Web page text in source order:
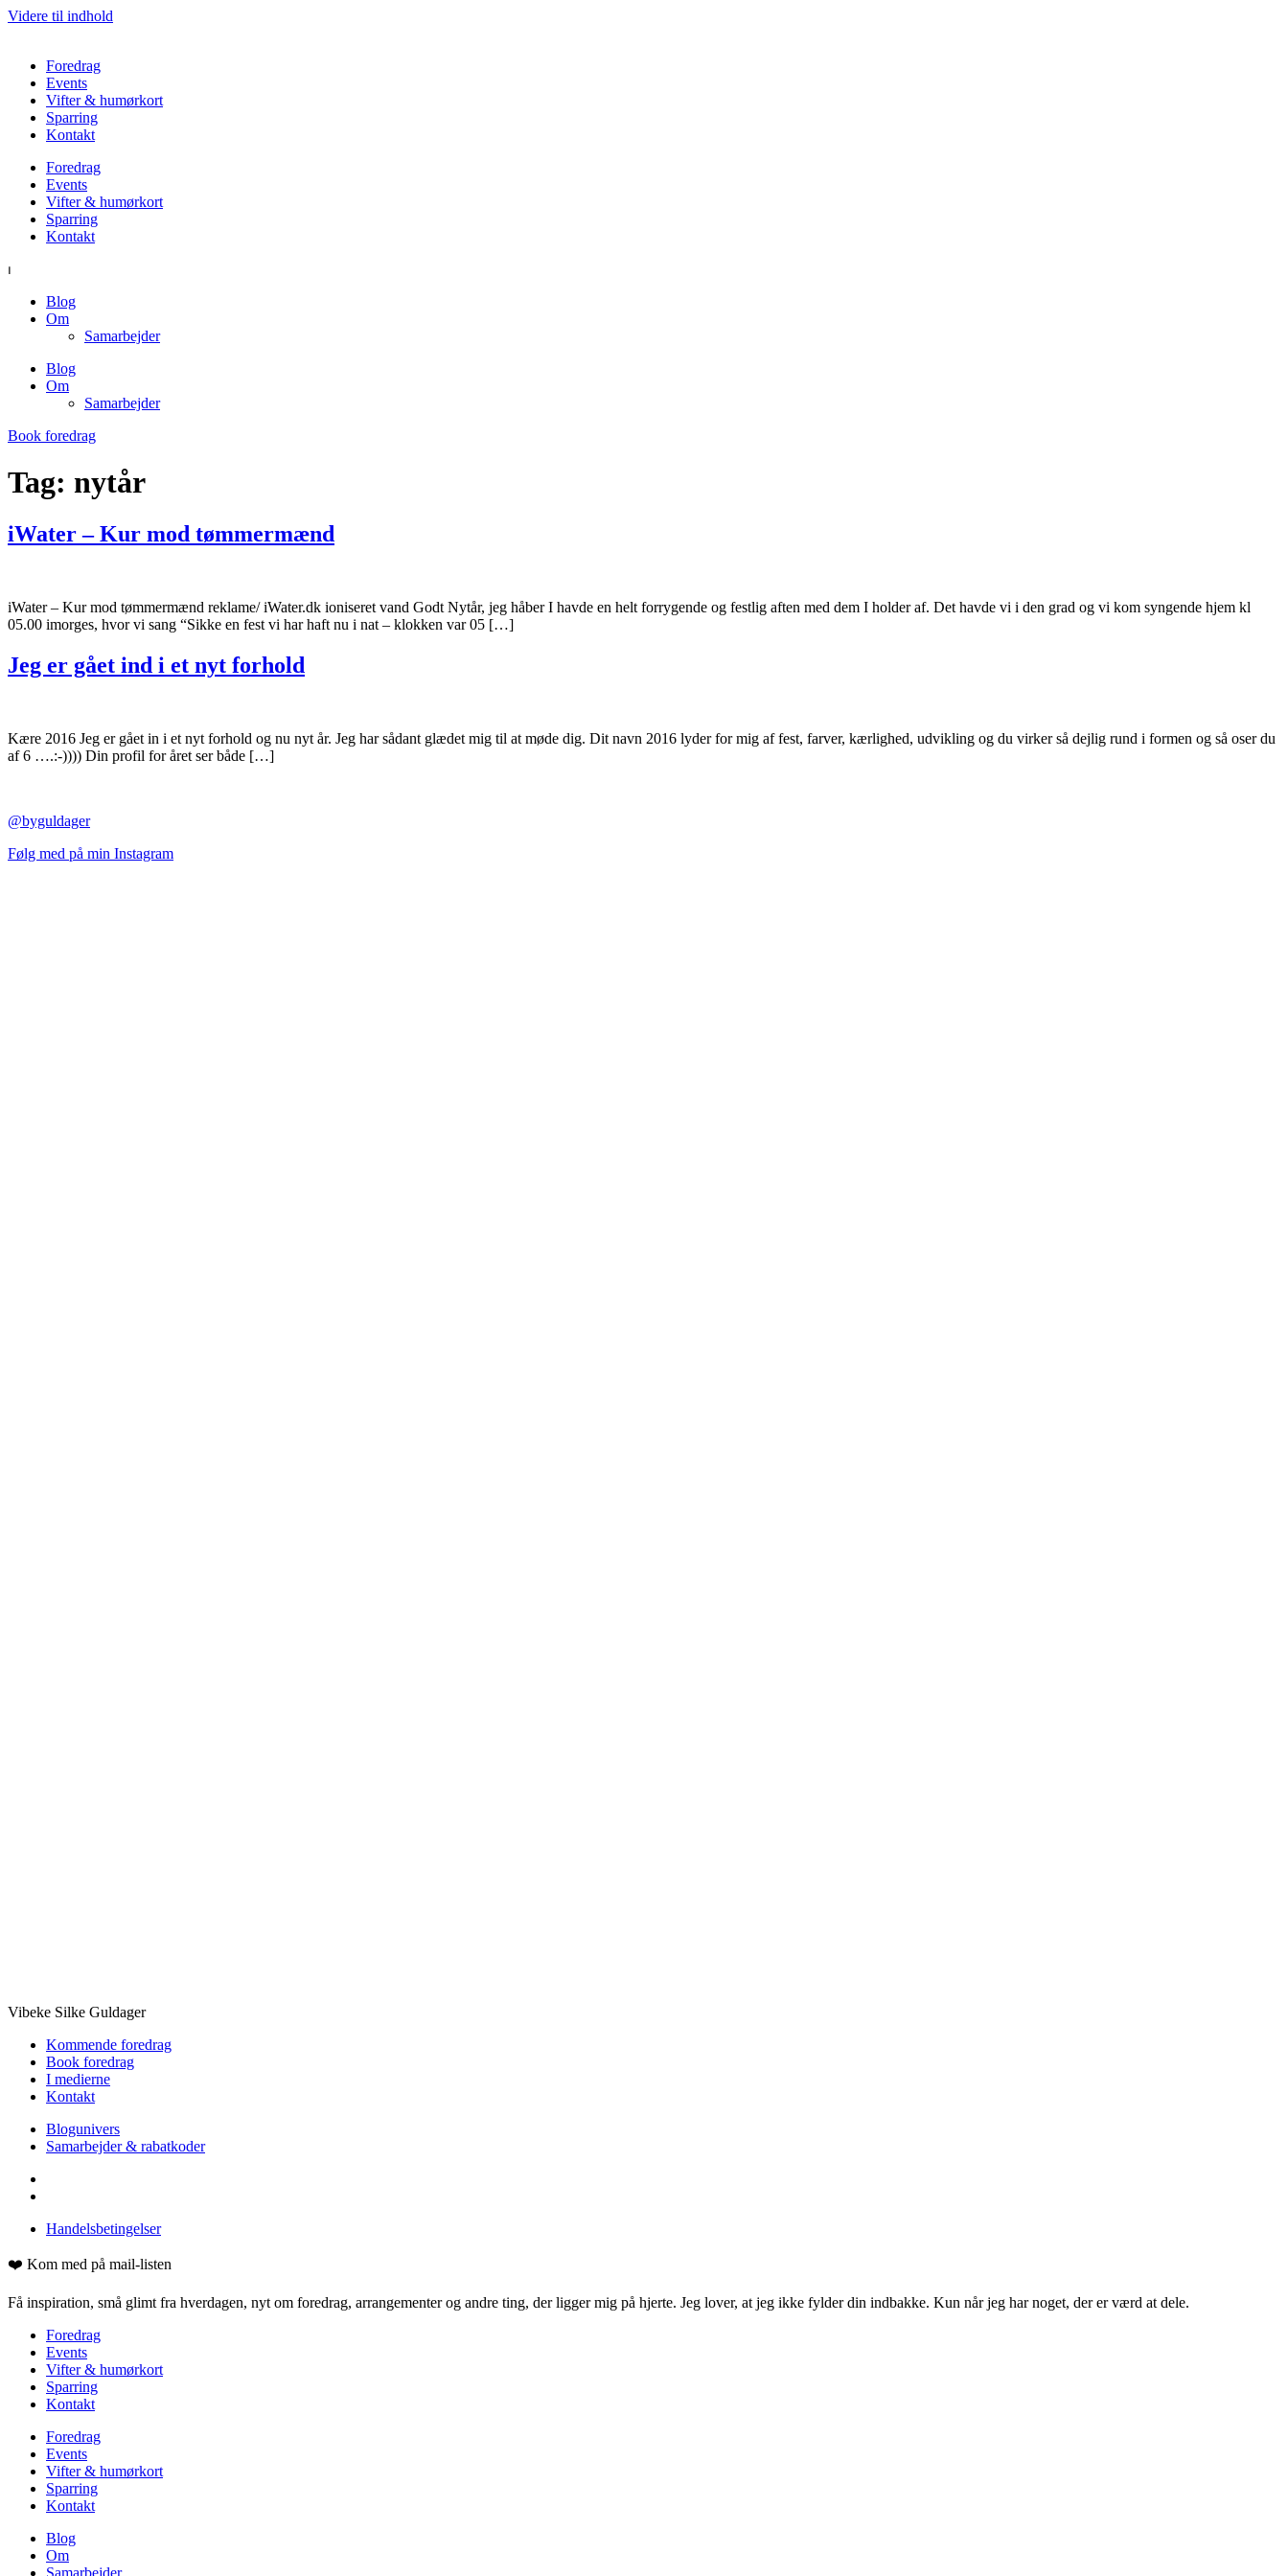
Videre til indhold
Foredrag
Events
Vifter & humørkort
Sparring
Kontakt
Foredrag
Events
Vifter & humørkort
Sparring
Kontakt
⏐
Blog
Om
Samarbejder
Blog
Om
Samarbejder
Book foredrag
Tag: nytår
iWater – Kur mod tømmermænd
iWater – Kur mod tømmermænd reklame/ iWater.dk ioniseret vand Godt Nytår, jeg håber I havde en helt forrygende og festlig aften med dem I holder af. Det havde vi i den grad og vi kom syngende hjem kl
05.00 imorges, hvor vi sang “Sikke en fest vi har haft nu i nat – klokken var 05 […]
Jeg er gået ind i et nyt forhold
Kære 2016 Jeg er gået in i et nyt forhold og nu nyt år. Jeg har sådant glædet mig til at møde dig. Dit navn 2016 lyder for mig af fest, farver, kærlighed, udvikling og du virker så dejlig rund i formen og så oser du
af 6 ….:-)))) Din profil for året ser både […]
@byguldager
Følg med på min Instagram
Vibeke Silke Guldager
Kommende foredrag
Book foredrag
I medierne
Kontakt
Blogunivers
Samarbejder & rabatkoder
Handelsbetingelser
❤️ Kom med på mail-listen
Få inspiration, små glimt fra hverdagen, nyt om foredrag, arrangementer og andre ting, der ligger mig på hjerte. Jeg lover, at jeg ikke fylder din indbakke. Kun når jeg har noget, der er værd at dele.
Foredrag
Events
Vifter & humørkort
Sparring
Kontakt
Foredrag
Events
Vifter & humørkort
Sparring
Kontakt
Blog
Om
Samarbejder